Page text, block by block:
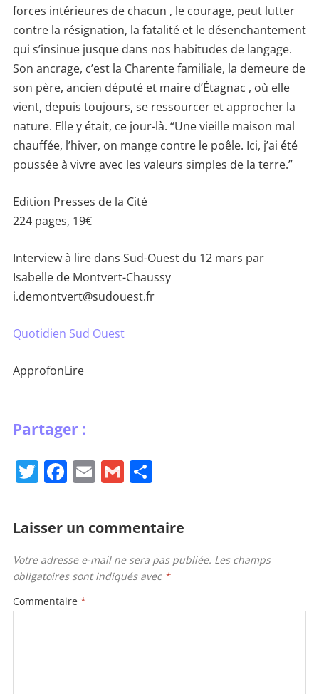
forces intérieures de chacun , le courage, peut lutter
contre la résignation, la fatalité et le désenchantement
qui s’insinue jusque dans nos habitudes de langage.
Son ancrage, c’est la Charente familiale, la demeure de
son père, ancien député et maire d’Étagnac , où elle
vient, depuis toujours, se ressourcer et approcher la
nature. Elle y était, ce jour-là. “Une vieille maison mal
chauffée, l’hiver, on mange contre le poêle. Ici, j’ai été
poussée à vivre avec les valeurs simples de la terre.”
Edition Presses de la Cité
224 pages, 19€
Interview à lire dans Sud-Ouest du 12 mars par
Isabelle de Montvert-Chaussy
i.demontvert@sudouest.fr
Quotidien Sud Ouest
ApprofonLire
T
itt
er
F
c
e
b
o
o
E
ai
l
G
ai
l
P
ta
g
er
Laisser un commentaire
Votre adresse e-mail ne sera pas publiée. Les champs
obligatoires sont indiqués avec *
Commentaire *